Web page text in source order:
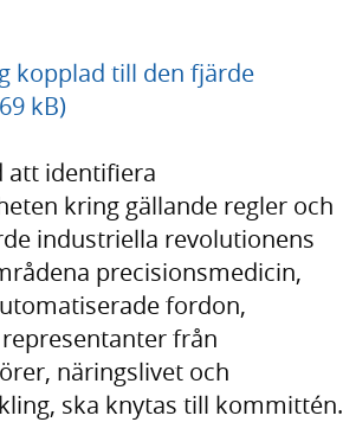
kopplad till den fjärde
kB)
att identifiera
kring gällande regler och
industriella revolutionens
precisionsmedicin,
fordon,
från
näringslivet och
ska knytas till kommittén.